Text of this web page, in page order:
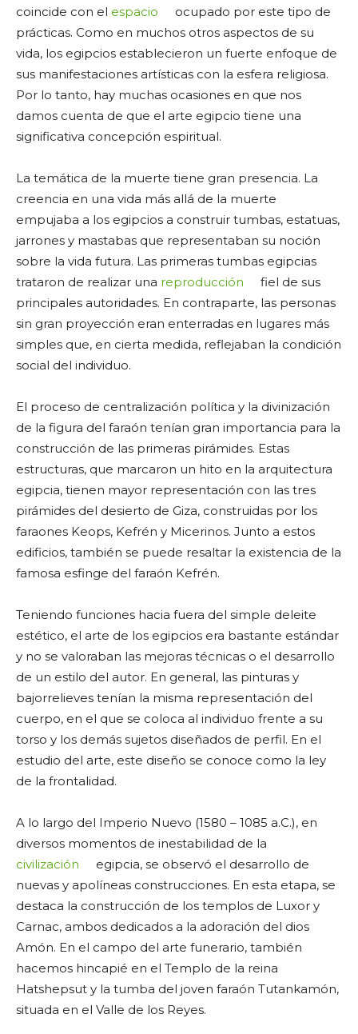
coincide con el espacio
ocupado por este tipo de
prácticas. Como en muchos otros aspectos de su
vida, los egipcios establecieron un fuerte enfoque de
sus manifestaciones artísticas con la esfera religiosa.
Por lo tanto, hay muchas ocasiones en que nos
damos cuenta de que el arte egipcio tiene una
significativa concepción espiritual.
La temática de la muerte tiene gran presencia. La
creencia en una vida más allá de la muerte
empujaba a los egipcios a construir tumbas, estatuas,
jarrones y mastabas que representaban su noción
sobre la vida futura. Las primeras tumbas egipcias
trataron de realizar una reproducción
fiel de sus
principales autoridades. En contraparte, las personas
sin gran proyección eran enterradas en lugares más
simples que, en cierta medida, reflejaban la condición
social del individuo.
El proceso de centralización política y la divinización
de la figura del faraón tenían gran importancia para la
construcción de las primeras pirámides. Estas
estructuras, que marcaron un hito en la arquitectura
egipcia, tienen mayor representación con las tres
pirámides del desierto de Giza, construidas por los
faraones Keops, Kefrén y Micerinos. Junto a estos
edificios, también se puede resaltar la existencia de la
famosa esfinge del faraón Kefrén.
Teniendo funciones hacia fuera del simple deleite
estético, el arte de los egipcios era bastante estándar
y no se valoraban las mejoras técnicas o el desarrollo
de un estilo del autor. En general, las pinturas y
bajorrelieves tenían la misma representación del
cuerpo, en el que se coloca al individuo frente a su
torso y los demás sujetos diseñados de perfil. En el
estudio del arte, este diseño se conoce como la ley
de la frontalidad.
A lo largo del Imperio Nuevo (1580 – 1085 a.C.), en
diversos momentos de inestabilidad de la
civilización
egipcia, se observó el desarrollo de
nuevas y apolíneas construcciones. En esta etapa, se
destaca la construcción de los templos de Luxor y
Carnac, ambos dedicados a la adoración del dios
Amón. En el campo del arte funerario, también
hacemos hincapié en el Templo de la reina
Hatshepsut y la tumba del joven faraón Tutankamón,
situada en el Valle de los Reyes.